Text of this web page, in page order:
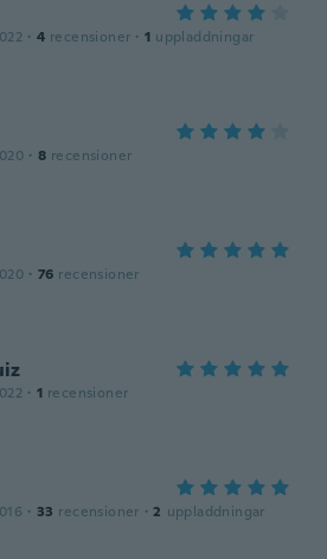
· 4 recensioner · 1 uppladdningar
· 8 recensioner
· 76 recensioner
· 1 recensioner
· 33 recensioner · 2 uppladdningar